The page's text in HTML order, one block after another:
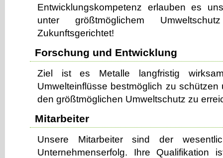
Entwicklungskompetenz erlauben es
unter größtmöglichem
Zukunftsgerichtet!
Forschung und Entwicklung
Ziel ist es Metalle langfristig
Umwelteinflüsse bestmöglich zu
den größtmöglichen Umweltschutz zu
Mitarbeiter
Unsere Mitarbeiter sind der
Unternehmenserfolg. Ihre Qualifikation